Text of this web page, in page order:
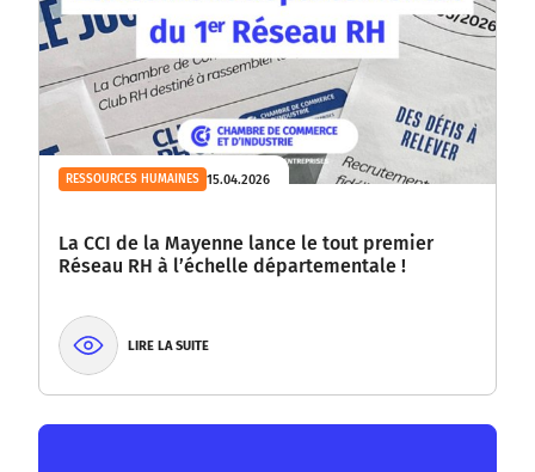
RESSOURCES HUMAINES 15.04.2026
La CCI de la Mayenne lance le tout premier
Réseau RH à l’échelle départementale !
LIRE LA SUITE